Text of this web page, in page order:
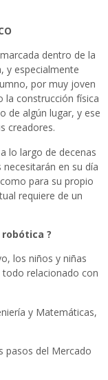
dentro de la
y especialmente
por muy joven
la construcción física
de algún lugar, y ese
creadores.
lo largo de decenas
en su día
para su propio
requiere de un
?
los niños y niñas
relacionado con
y Matemáticas,
pasos del Mercado